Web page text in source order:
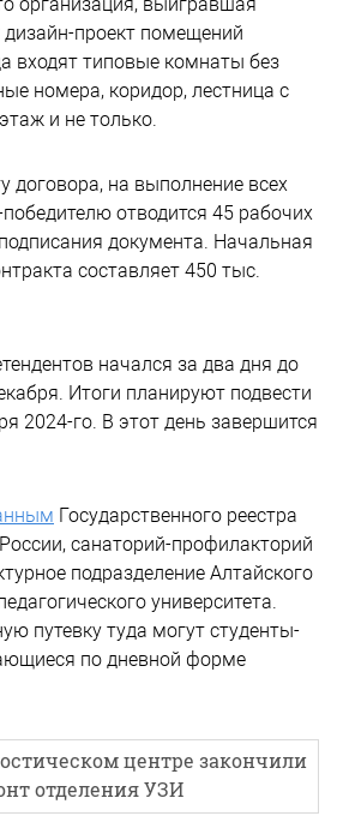
дизайн-проект помещений
входят типовые комнаты без
номера, коридор, лестница с
и не только.
договора, на выполнение всех
отводится 45 рабочих
документа. Начальная
составляет 450 тыс.
начался за два дня до
Итоги планируют подвести
2024-го. В этот день завершится
Государственного реестра
санаторий-профилакторий
подразделение Алтайского
университета.
путевку туда могут студенты-
по дневной форме
центре закончили
отделения УЗИ